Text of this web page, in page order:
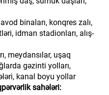
binaları, konqres zalı,
idman stadionları, alış-
meydansılar, uşaq
gəzinti yolları,
kanal boyu yollar
sahələri: